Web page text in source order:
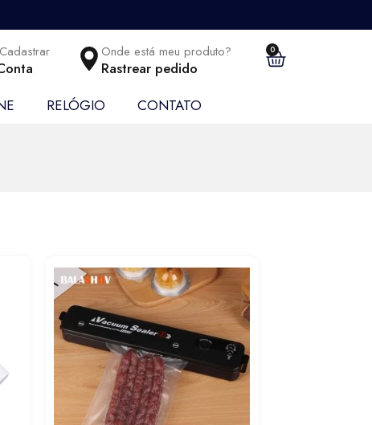
Onde está meu produto?
Rastrear pedido
0
RELÓGIO CONTATO